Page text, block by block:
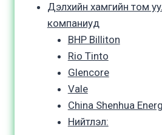
Дэлхийн хамгийн том
компаниуд
BHP Billiton
Rio Tinto
Glencore
Vale
China Shenhua
Нийтлэл: